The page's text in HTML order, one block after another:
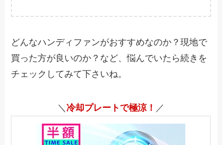
どんなハンディファンがおすすめなのか？現地で
買った方が良いのか？など、悩んでいたら続きを
チェックしてみて下さいね。
＼ 冷却プレートで極涼！ ／